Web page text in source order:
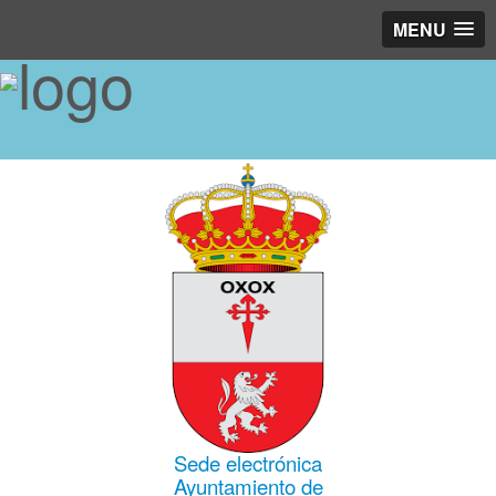
MENU
Sede electrónica
Ayuntamiento de